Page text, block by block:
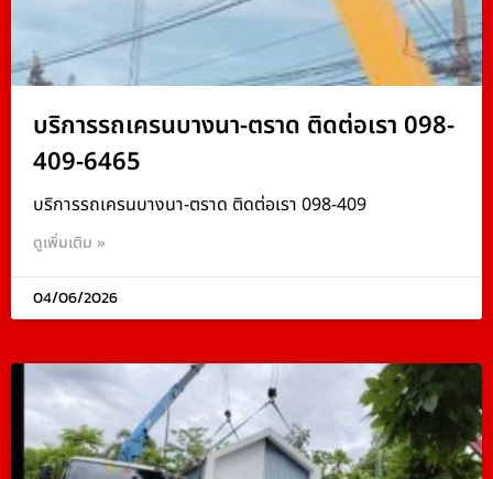
บริการรถเครนบางนา-ตราด ติดต่อเรา 098-
409-6465
บริการรถเครนบางนา-ตราด ติดต่อเรา 098-409
ดูเพิ่มเติม »
04/06/2026